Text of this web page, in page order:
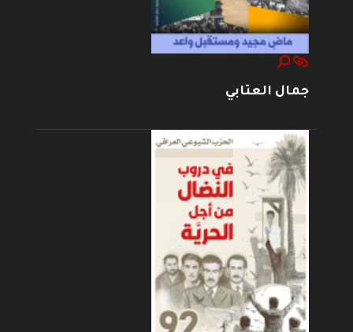
جمال العتابي